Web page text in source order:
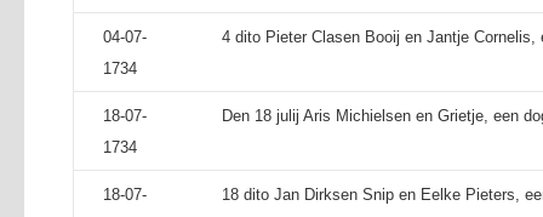
04-07-
1734
4 dito Pieter Clasen Booij en Jantje Cornelis,
18-07-
1734
Den 18 julij Aris Michielsen en Grietje, een
18-07- 18 dito Jan Dirksen Snip en Eelke Pieters,